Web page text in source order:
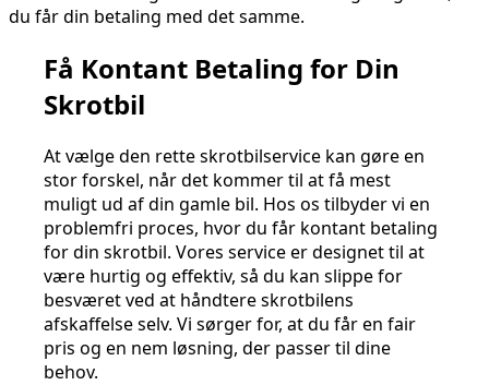
du får din betaling med det samme.
Få Kontant Betaling for Din
Skrotbil
At vælge den rette skrotbilservice kan gøre en
stor forskel, når det kommer til at få mest
muligt ud af din gamle bil. Hos os tilbyder vi en
problemfri proces, hvor du får kontant betaling
for din skrotbil. Vores service er designet til at
være hurtig og effektiv, så du kan slippe for
besværet ved at håndtere skrotbilens
afskaffelse selv. Vi sørger for, at du får en fair
pris og en nem løsning, der passer til dine
behov.